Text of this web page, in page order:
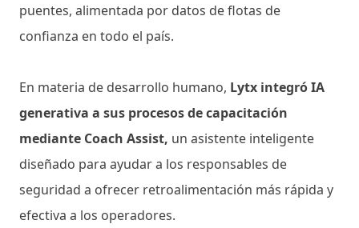
puentes, alimentada por datos de flotas de
confianza en todo el país.
En materia de desarrollo humano, Lytx integró IA
generativa a sus procesos de capacitación
mediante Coach Assist, un asistente inteligente
diseñado para ayudar a los responsables de
seguridad a ofrecer retroalimentación más rápida y
efectiva a los operadores.